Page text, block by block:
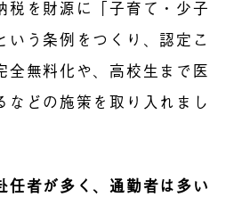
税を財源に「子育て・少子
いう条例をつくり、認定こ
全無料化や、高校生まで医
などの施策を取り入れまし
任者が多く、通勤者は多い